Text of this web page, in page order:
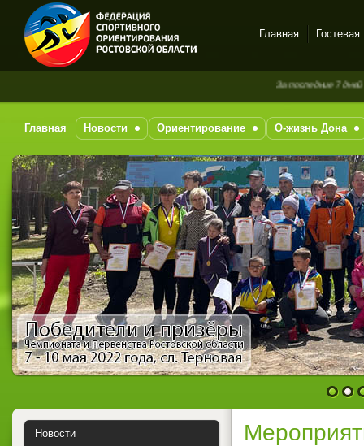
Спортивное
на-Дону
Главная Гостевая
За последние 7 дней новых
Главная Новости Ориентирование О-жизнь Дона
1 2
Новости